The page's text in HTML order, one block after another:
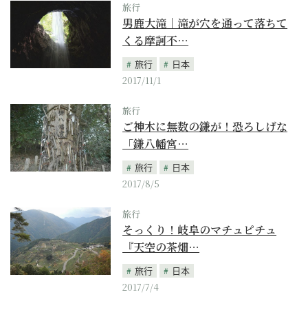
旅行
男鹿大滝｜滝が穴を通って落ちて
くる摩訶不…
旅行
日本
2017/11/1
旅行
ご神木に無数の鎌が！恐ろしげな
「鎌八幡宮…
旅行
日本
2017/8/5
旅行
そっくり！岐阜のマチュピチュ
『天空の茶畑…
旅行
日本
2017/7/4